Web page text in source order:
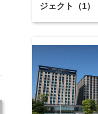
ジェクト（1）